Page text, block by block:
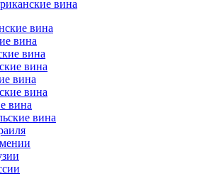
вина
вина
вина
вина
вина
вина
вина
вина
вина